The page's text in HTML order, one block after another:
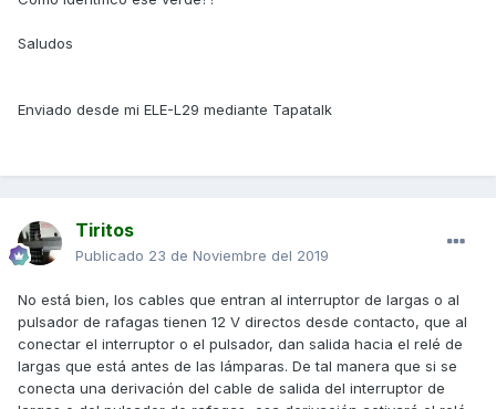
Saludos
Enviado desde mi ELE-L29 mediante Tapatalk
Tiritos
Publicado 23 de Noviembre del 2019
No está bien, los cables que entran al interruptor de largas o al
pulsador de rafagas tienen 12 V directos desde contacto, que al
conectar el interruptor o el pulsador, dan salida hacia el relé de
largas que está antes de las lámparas. De tal manera que si se
conecta una derivación del cable de salida del interruptor de